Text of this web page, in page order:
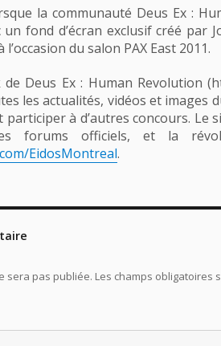
la communauté Deus Ex :
un fond d’écran exclusif créé
du salon PAX East 2011.
de Deus Ex : Human Revolution
les actualités, vidéos et images
participer à d’autres concours. Le
forums officiels, et la
EidosMontreal.
sera pas publiée. Les champs obligatoires